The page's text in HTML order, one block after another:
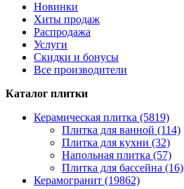
Новинки
Хиты продаж
Распродажа
Услуги
Скидки и бонусы
Все производители
Каталог плитки
Керамическая плитка (5819)
Плитка для ванной (114)
Плитка для кухни (32)
Напольная плитка (57)
Плитка для бассейна (16)
Керамогранит (19862)